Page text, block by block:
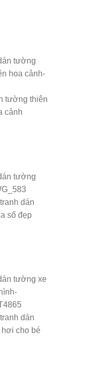
tường thiên
cảnh
dán
sổ đẹp
dán
cho bé